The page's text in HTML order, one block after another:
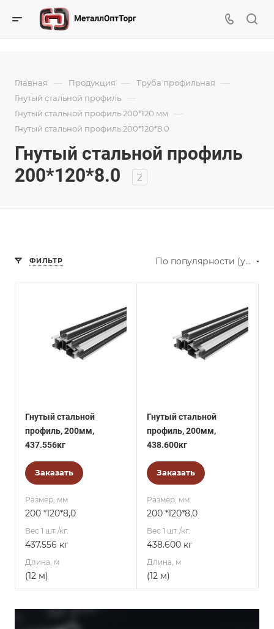
Главная — Продукция — Труба профильная —
Гнутый стальной профиль —
Гнутый стальной профиль 200*120 мм —
Гнутый стальной профиль 200*120*8.0
Гнутый стальной профиль
200*120*8.0
2
ФИЛЬТР По популярности (убывание)
Гнутый стальной
профиль, 200мм,
437.556кг
Заказать
Размер, мм
200 *120*8,0
Вес 1 шт./кг.
437.556 кг
Длина, м
(12 м)
Гнутый стальной
профиль, 200мм,
438.600кг
Заказать
Размер, мм
200 *120*8,0
Вес 1 шт./кг.
438.600 кг
Длина, м
(12 м)